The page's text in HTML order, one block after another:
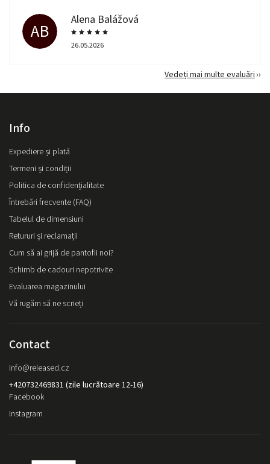
AB
Alena Balážová
26.05.2026
Vedeți mai multe evaluări
Info
Expediere și plată
Termeni și condiții
Politica de confidențialitate
Întrebări frecvente (FAQ)
Tabelul de dimensiuni
Retururi și reclamații
Cum să ai grijă de pantofii noi?
Schimb de cadouri nepotrivite
Evaluarea magazinului
Vă rugăm să ne scrieți
Contact
info@released.cz
+420732469831 (zile lucrătoare 12-16)
Facebook
Instagram